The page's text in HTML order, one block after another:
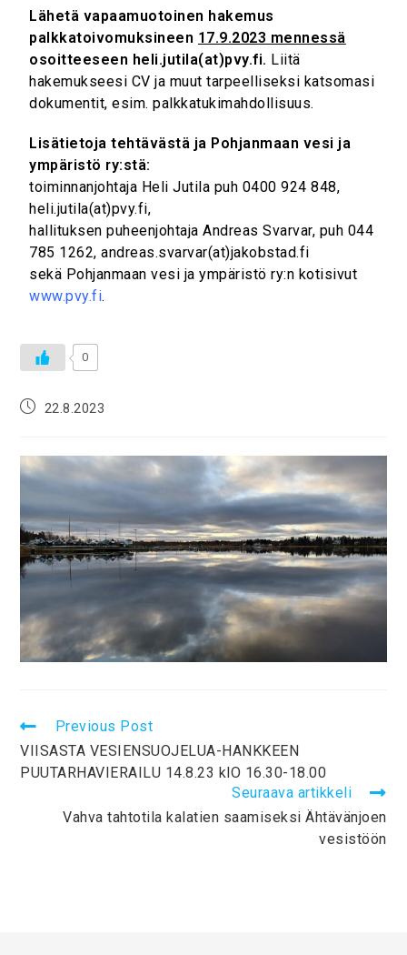
Lähetä vapaamuotoinen hakemus
palkkatoivomuksineen 17.9.2023 mennessä
osoitteeseen heli.jutila(at)pvy.fi. Liitä
hakemukseesi CV ja muut tarpeelliseksi katsomasi
dokumentit, esim. palkkatukimahdollisuus.
Lisätietoja tehtävästä ja Pohjanmaan vesi ja
ympäristö ry:stä:
toiminnanjohtaja Heli Jutila puh 0400 924 848,
heli.jutila(at)pvy.fi,
hallituksen puheenjohtaja Andreas Svarvar, puh 044
785 1262, andreas.svarvar(at)jakobstad.fi
sekä Pohjanmaan vesi ja ympäristö ry:n kotisivut
www.pvy.fi.
0
22.8.2023
Previous Post
VIISASTA VESIENSUOJELUA-HANKKEEN
PUUTARHAVIERAILU 14.8.23 klO 16.30-18.00
Seuraava artikkeli
Vahva tahtotila kalatien saamiseksi Ähtävänjoen
vesistöön